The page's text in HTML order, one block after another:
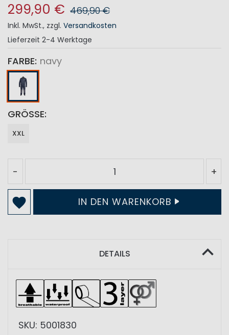
299,90 € 469,90 €
Inkl. MwSt., zzgl. Versandkosten
Lieferzeit 2-4 Werktage
FARBE navy
GRÖSSE
XXL
- +
IN DEN WARENKORB
DETAILS
SKU: 5001830